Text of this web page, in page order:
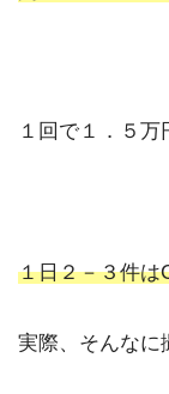
１回で１．５万
１日２－３件は
実際、そんなに